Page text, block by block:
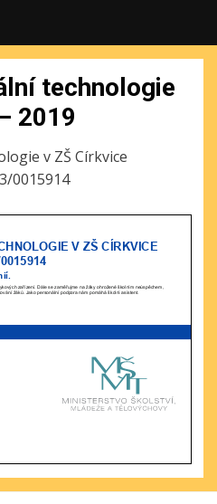
technologie
2019
v ZŠ Církvice
0015914